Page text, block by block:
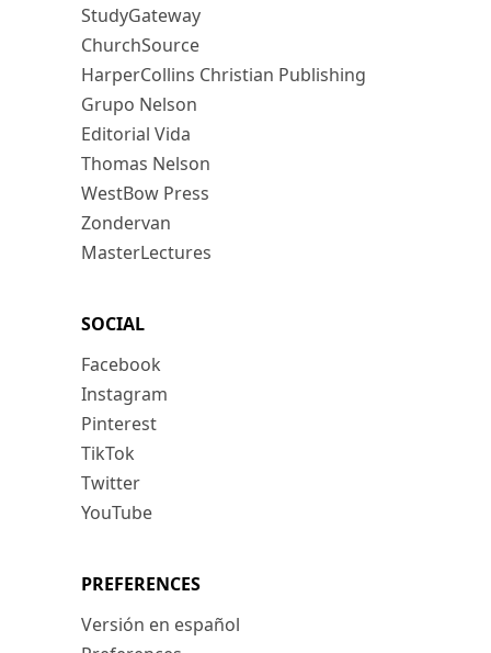
StudyGateway
ChurchSource
HarperCollins Christian Publishing
Grupo Nelson
Editorial Vida
Thomas Nelson
WestBow Press
Zondervan
MasterLectures
SOCIAL
Facebook
Instagram
Pinterest
TikTok
Twitter
YouTube
PREFERENCES
Versión en español